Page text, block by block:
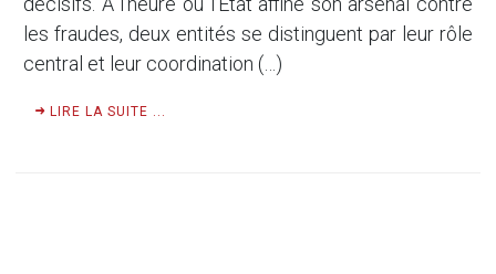
les fraudes, deux entités se distinguent par leur rôle
central et leur coordination (…)
LIRE LA SUITE ...